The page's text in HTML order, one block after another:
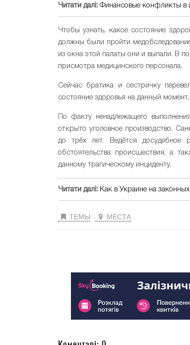
Читати далі: Финансовые конфликты в
Чтобы узнать, какое состояние
должны были пройти
из окна этой палаты они и выпали. В
присмотра медицинского персонала.
Сейчас братика и сестричку
состояние здоровья на данный
По факту ненадлежащего
открыто уголовное производство.
до трёх лет. Ведётся досудебное
обстоятельства происшествия, а
данному трагическому инциденту.
Читати далі: Как в Украине на
ТЕМЫ МЕСТА